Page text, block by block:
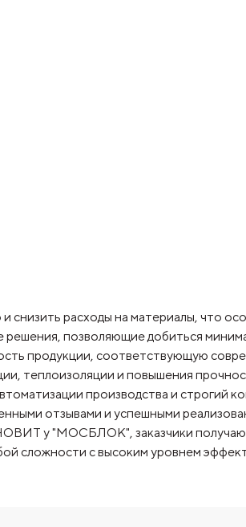
расходы на материалы, что
позволяющие добиться
продукции, соответствующую
теплоизоляции и повышения
производства и строгий
отзывами и успешными
у "МОСБЛОК", заказчики
сложности с высоким уровнем